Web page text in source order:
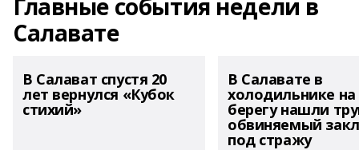
Главные события недели в
Салавате
В Салават спустя 20
лет вернулся «Кубок
стихий»
В Салавате в
холодильнике на
берегу нашли
обвиняемый
под стражу